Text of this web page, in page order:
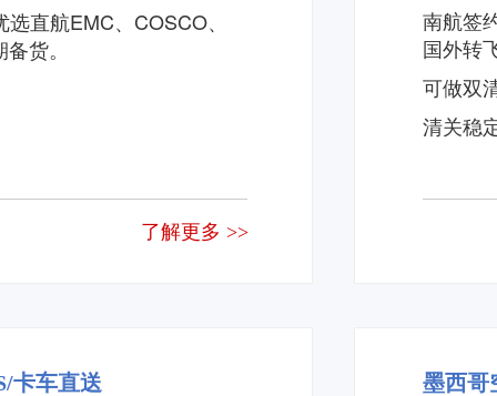
直航EMC、COSCO、
货。
了解更多 >>
南航签
国外转
可做双
清关稳
卡车直送 墨西哥